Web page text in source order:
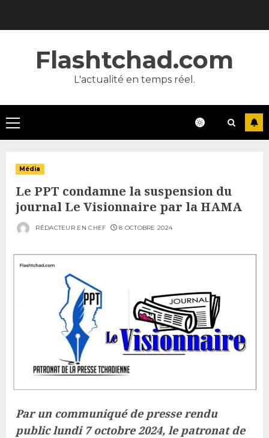
Flashtchad.com
L'actualité en temps réel.
Primary
Menu
Média
Le PPT condamne la suspension du
journal Le Visionnaire par la HAMA
RÉDACTEUR EN CHEF 8 OCTOBRE 2024
Par un communiqué de presse rendu
public lundi 7 octobre 2024, le patronat de